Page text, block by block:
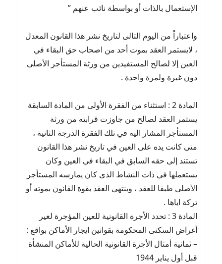
الإستعمال بالذات أو بواسطة نائب عنهم ”
واعتباراً من اليوم التالى لتاريخ نشر هذا القانون المعدل
، لايستمر العقد بموت أحد من اصحاب حق البقاء في
العين إلا لصالح المستفيدين من ورثة المستأجر الأصلى
دون غيرة ولمرة واحدة .
المادة 2 : استثناء من الفقرة الأولى من المادة السابقة
يستمر العقد لصالح من جاوزت قرابته من ورثة
المستأجر المشار اليه في تلك الفقرة الدرجة الثانية ،
متى كانت يده على العين في تاريخ نشر هذا القانون
تستند إلى حقه السابق في البقاء في العين وكان
يستعملها في ذات النشاط الذى كان يمارسه المستأجر
الأصلى طبقا للعقد ، وينتهى العقد بقوة القانون بموته أو
تركة اياها .
المادة 3 : تحدد الأجرة القانونية للعين المؤجرة لغير
أغراض السكنى المحكومة بقوانين ايجار الأماكن بواقع :
– ثمانية أمثال الأجرة القانونية الحالية للأماكن المنشأة
قبل أول يناير 1944